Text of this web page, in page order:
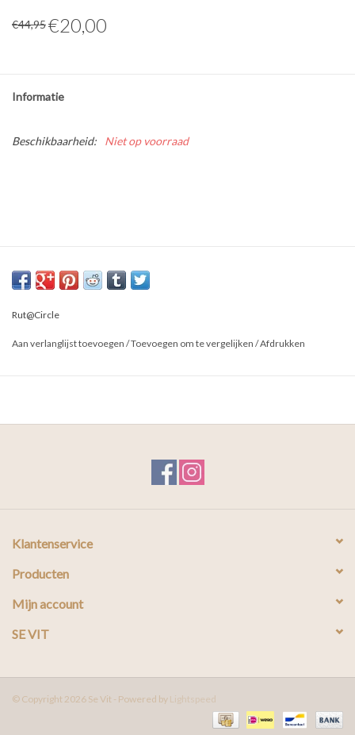
€44,95€20,00
Informatie
Beschikbaarheid: Niet op voorraad
Rut@Circle
Aan verlanglijst toevoegen /Toevoegen om te vergelijken /Afdrukken
Klantenservice
Producten
Mijn account
SE VIT
© Copyright 2026 Se Vit - Powered by Lightspeed